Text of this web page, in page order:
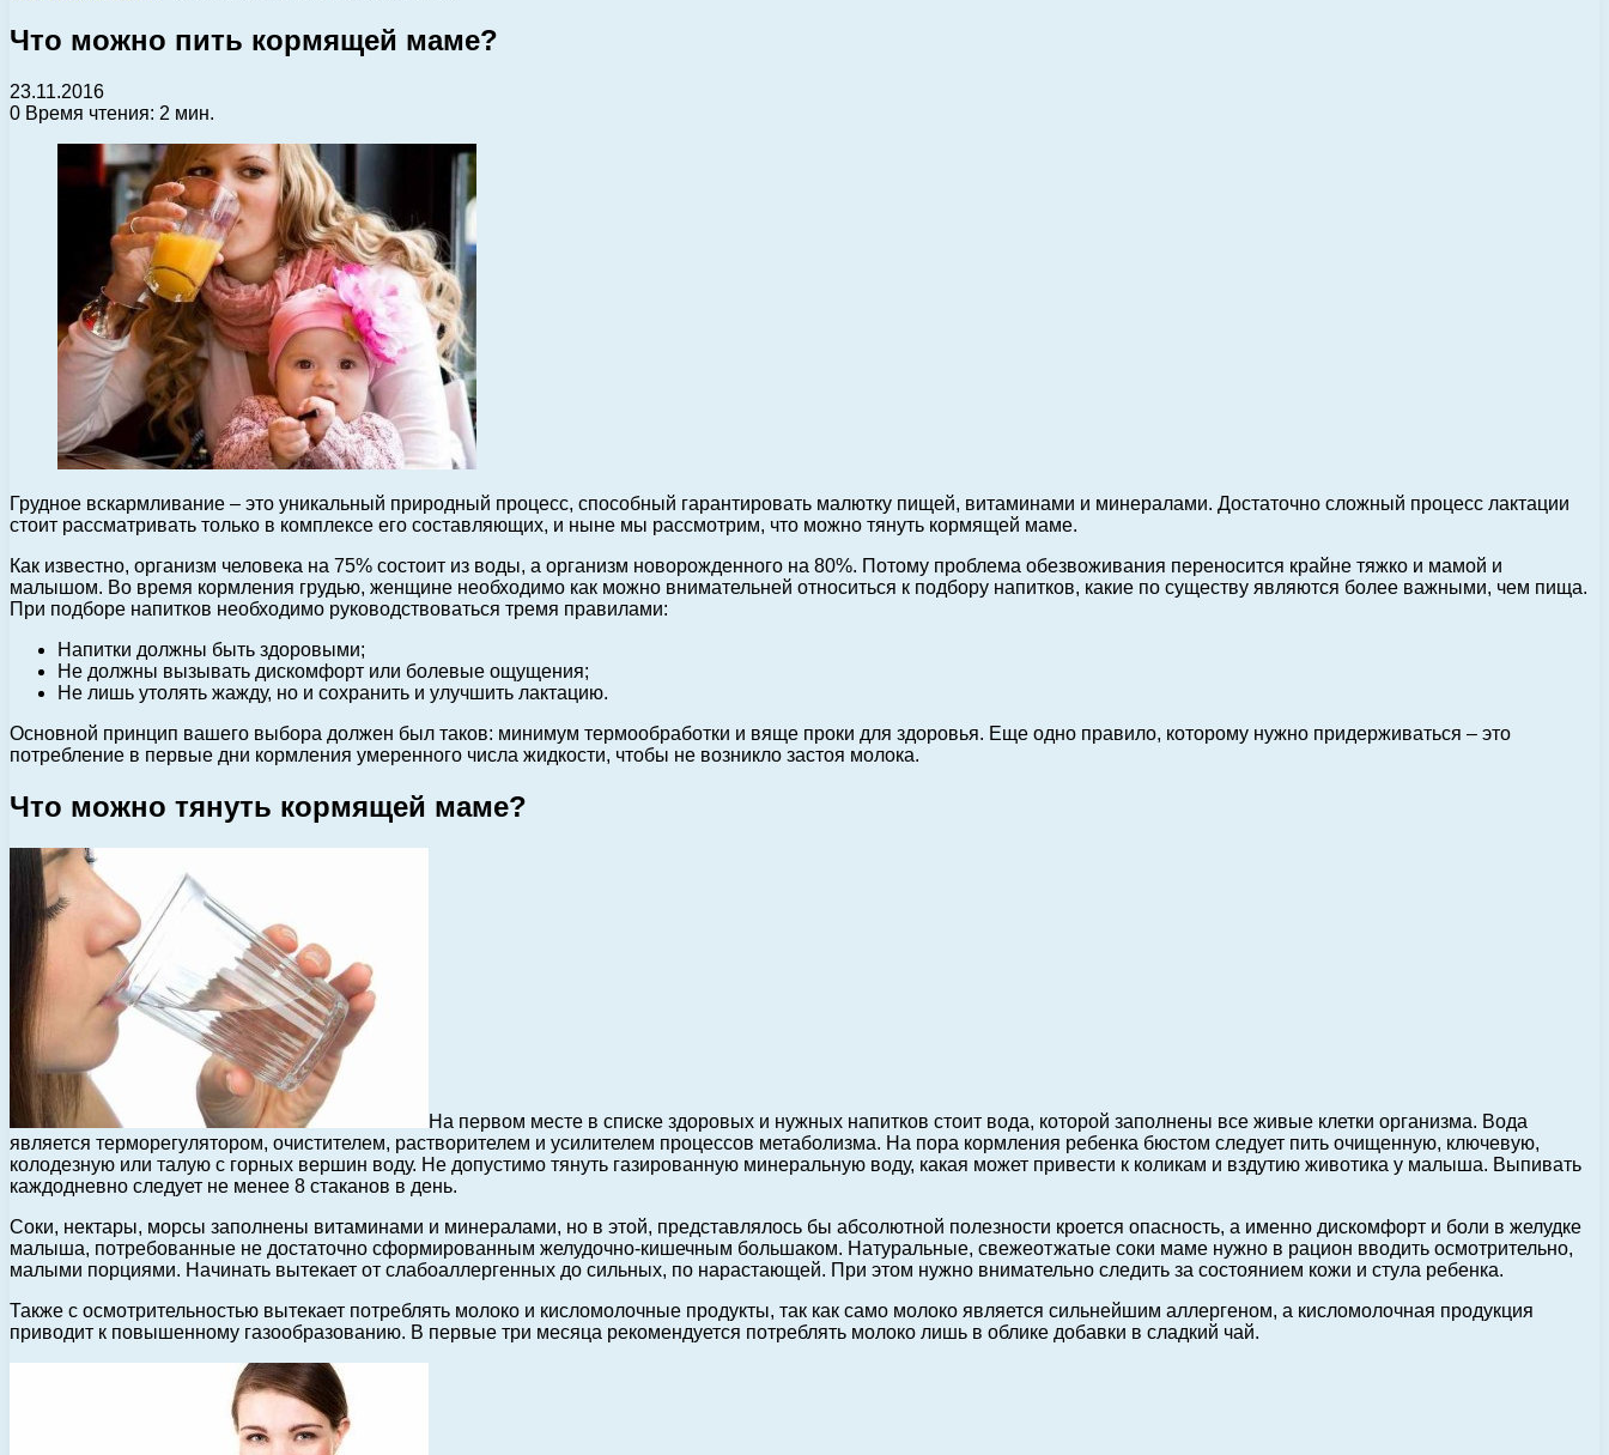
Что можно пить кормящей маме?
23.11.2016
0 Время чтения: 2 мин.
Грудное вскармливание – это уникальный природный процесс, способный гарантировать малютку пищей, витаминами и минералами. Достаточно сложный процесс лактации
стоит рассматривать только в комплексе его составляющих, и ныне мы рассмотрим, что можно тянуть кормящей маме.
Как известно, организм человека на 75% состоит из воды, а организм новорожденного на 80%. Потому проблема обезвоживания переносится крайне тяжко и мамой и
малышом. Во время кормления грудью, женщине необходимо как можно внимательней относиться к подбору напитков, какие по существу являются более важными, чем пища.
При подборе напитков необходимо руководствоваться тремя правилами:
Напитки должны быть здоровыми;
Не должны вызывать дискомфорт или болевые ощущения;
Не лишь утолять жажду, но и сохранить и улучшить лактацию.
Основной принцип вашего выбора должен был таков: минимум термообработки и вяще проки для здоровья. Еще одно правило, которому нужно придерживаться – это
потребление в первые дни кормления умеренного числа жидкости, чтобы не возникло застоя молока.
Что можно тянуть кормящей маме?
На первом месте в списке здоровых и нужных напитков стоит вода, которой заполнены все живые клетки организма. Вода
является терморегулятором, очистителем, растворителем и усилителем процессов метаболизма. На пора кормления ребенка бюстом следует пить очищенную, ключевую,
колодезную или талую с горных вершин воду. Не допустимо тянуть газированную минеральную воду, какая может привести к коликам и вздутию животика у малыша. Выпивать
каждодневно следует не менее 8 стаканов в день.
Соки, нектары, морсы заполнены витаминами и минералами, но в этой, представлялось бы абсолютной полезности кроется опасность, а именно дискомфорт и боли в желудке
малыша, потребованные не достаточно сформированным желудочно-кишечным большаком. Натуральные, свежеотжатые соки маме нужно в рацион вводить осмотрительно,
малыми порциями. Начинать вытекает от слабоаллергенных до сильных, по нарастающей. При этом нужно внимательно следить за состоянием кожи и стула ребенка.
Также с осмотрительностью вытекает потреблять молоко и кисломолочные продукты, так как само молоко является сильнейшим аллергеном, а кисломолочная продукция
приводит к повышенному газообразованию. В первые три месяца рекомендуется потреблять молоко лишь в облике добавки в сладкий чай.